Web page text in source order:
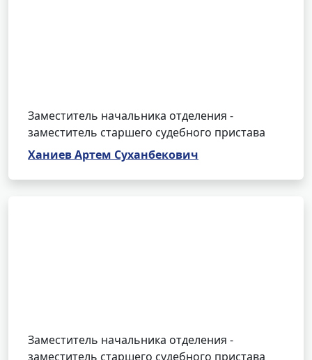
Заместитель начальника отделения -
заместитель старшего судебного пристава
Ханиев Артем Суханбекович
Заместитель начальника отделения -
заместитель старшего судебного пристава